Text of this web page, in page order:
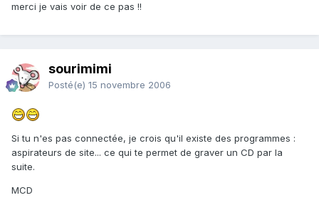
merci je vais voir de ce pas !!
sourimimi
Posté(e) 15 novembre 2006
Si tu n'es pas connectée, je crois qu'il existe des programmes :
aspirateurs de site... ce qui te permet de graver un CD par la
suite.
MCD